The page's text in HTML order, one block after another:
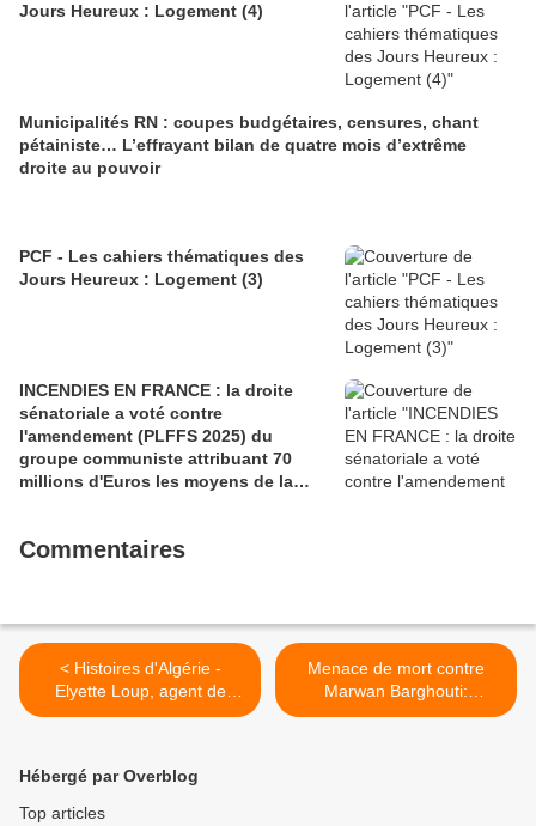
Jours Heureux : Logement (4)
Municipalités RN : coupes budgétaires, censures, chant
pétainiste… L’effrayant bilan de quatre mois d’extrême
droite au pouvoir
PCF - Les cahiers thématiques des
Jours Heureux : Logement (3)
INCENDIES EN FRANCE : la droite
sénatoriale a voté contre
l'amendement (PLFFS 2025) du
groupe communiste attribuant 70
millions d'Euros les moyens de la
Commentaires
< Histoires d'Algérie -
Elyette Loup, agent de
liaison du parti communiste
l'indépendance de l'Algérie.
Menace de mort contre
Marwan Barghouti:
l'urgence de le libérer! >
Hébergé par Overblog
Top articles